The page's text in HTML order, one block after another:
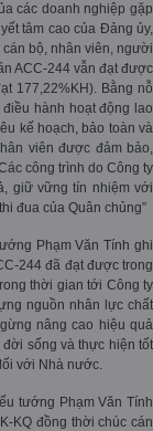
các doanh nghiệp gặp
tâm cao của Đảng ủy,
bộ, nhân viên, người
ACC-244 vẫn đạt được
177,22%KH). Bằng nỗ
hành hoạt động lao
kế hoạch, bảo toàn và
viên được đảm bảo,
công trình do Công ty
giữ vững tín nhiệm với
đua của Quân chủng”
Phạm Văn Tính ghi
244 đã đạt được trong
thời gian tới Công ty
nguồn nhân lực chất
nâng cao hiệu quả
sống và thực hiện tốt
với Nhà nước.
tướng Phạm Văn Tính
KQ đồng thời chúc cán